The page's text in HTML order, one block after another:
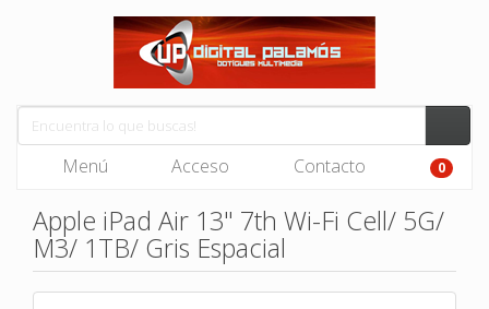
Menú Acceso Contacto 0
Apple iPad Air 13" 7th Wi-Fi Cell/ 5G/
M3/ 1TB/ Gris Espacial